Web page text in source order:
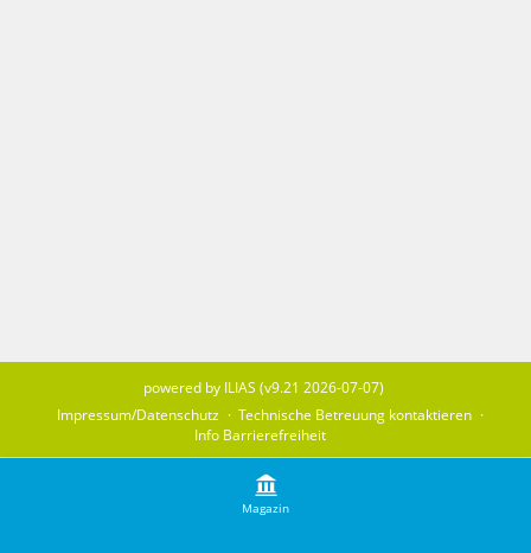
Magazin
powered by ILIAS (v9.21 2026-07-07)
Impressum/Datenschutz
Technische Betreuung kontaktieren
Info Barrierefreiheit